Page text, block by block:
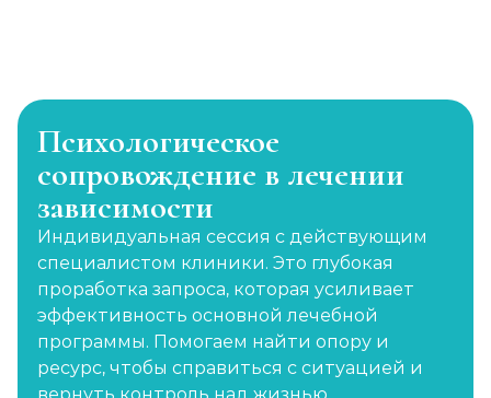
Психологическое
сопровождение в лечении
зависимости
Индивидуальная сессия с действующим
специалистом клиники. Это глубокая
проработка запроса, которая усиливает
эффективность основной лечебной
программы. Помогаем найти опору и
ресурс, чтобы справиться с ситуацией и